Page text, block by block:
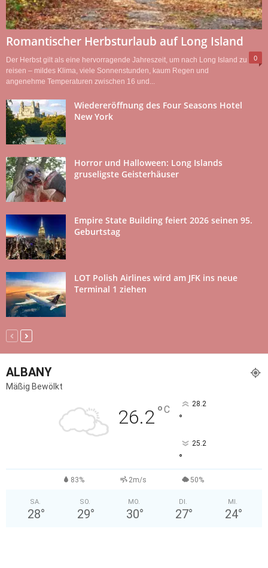
Romantischer Herbsturlaub auf Long Island
0
Der Herbst gilt als eine hervorragende Jahreszeit, um nach Long Island zu
reisen – mildes Klima, viele Sonnenstunden, kaum Regen und
angenehme Temperaturen zwischen 16 und...
Wiedereröffnung des Four Seasons Hotel
New York
Horror und Halloween: Long Islands
gruseligste Geisterhäuser
Empire State Building feiert 2026 seinen 95.
Geburtstag
LOT Polish Airlines wird am JFK ins neue
Terminal 1 ziehen
ALBANY
Mäßig Bewölkt
26.2°C 28.2
°
25.2
°
83% 2m/s 50%
SA.
28°
SO.
29°
MO.
30°
DI.
27°
MI.
24°